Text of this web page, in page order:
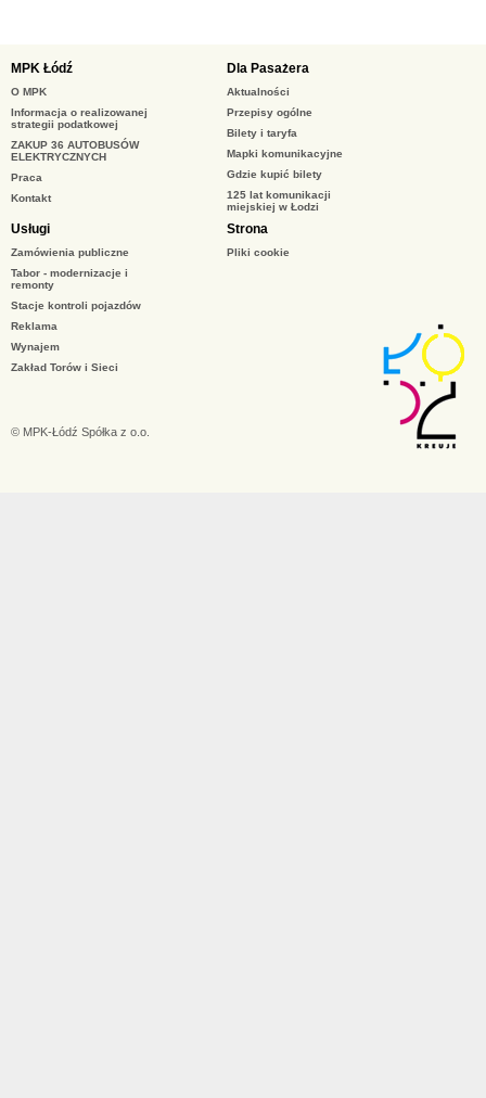
MPK Łódź
O MPK
Informacja o realizowanej
strategii podatkowej
ZAKUP 36 AUTOBUSÓW
ELEKTRYCZNYCH
Praca
Kontakt
Dla Pasażera
Aktualności
Przepisy ogólne
Bilety i taryfa
Mapki komunikacyjne
Gdzie kupić bilety
125 lat komunikacji
miejskiej w Łodzi
Usługi
Zamówienia publiczne
Tabor - modernizacje i
remonty
Stacje kontroli pojazdów
Reklama
Wynajem
Zakład Torów i Sieci
Strona
Pliki cookie
© MPK-Łódź Spółka z o.o.